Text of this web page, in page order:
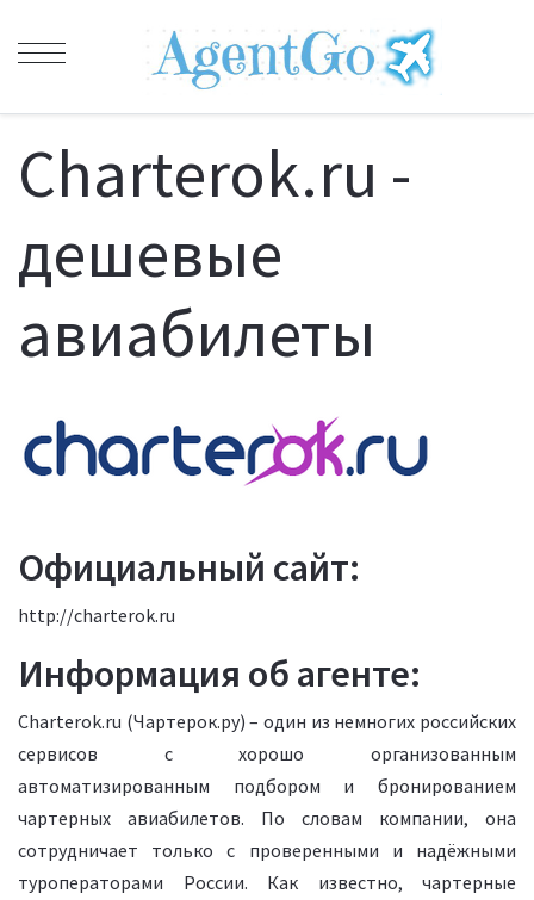
Charterok.ru -
дешевые
авиабилеты
Официальный сайт:
http://charterok.ru
Информация об агенте:
Charterok.ru (Чартерок.ру) – один из немногих российских
сервисов с хорошо организованным
автоматизированным подбором и бронированием
чартерных авиабилетов. По словам компании, она
сотрудничает только с проверенными и надёжными
туроператорами России. Как известно, чартерные